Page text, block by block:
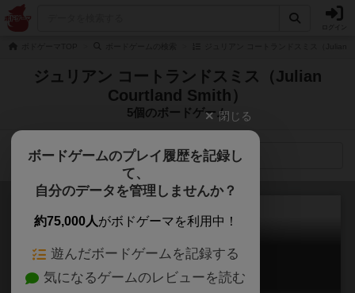
ジュリアン コートランドスミス（Julian
Courtland Smith）
5個のボードゲーム
検索メニュー
アイランド / サバイブ！
Survive: Escape from Atlantis!
閉じる
ボードゲームのプレイ履歴を記録し
て、
自分のデータを管理しませんか？
約75,000人がボドゲーマを利用中！
遊んだボードゲームを記録する
気になるゲームのレビューを読む